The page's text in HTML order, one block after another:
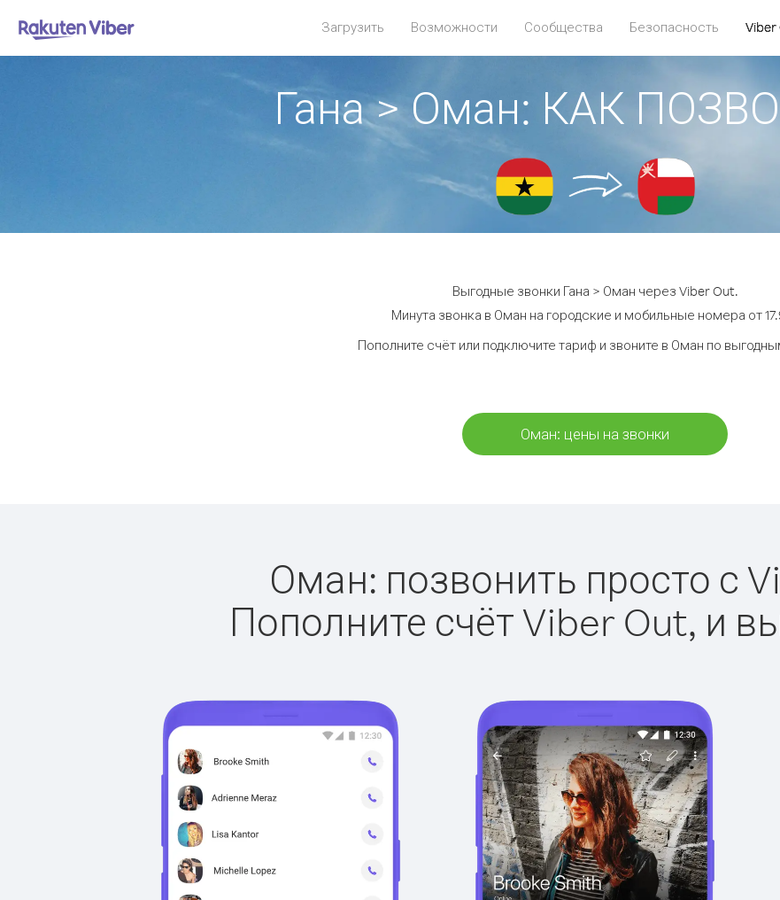
Загрузить Возможности Сообщества Безопасность Viber
Гана > Оман: КАК
Выгодные звонки Гана > Оман через Viber Out.
Минута звонка в Оман на городские и мобильные номера от
Пополните счёт или подключите тариф и звоните в Оман по
Оман: цены на звонки
Оман: позвонить просто с
Пополните счёт Viber Out, и